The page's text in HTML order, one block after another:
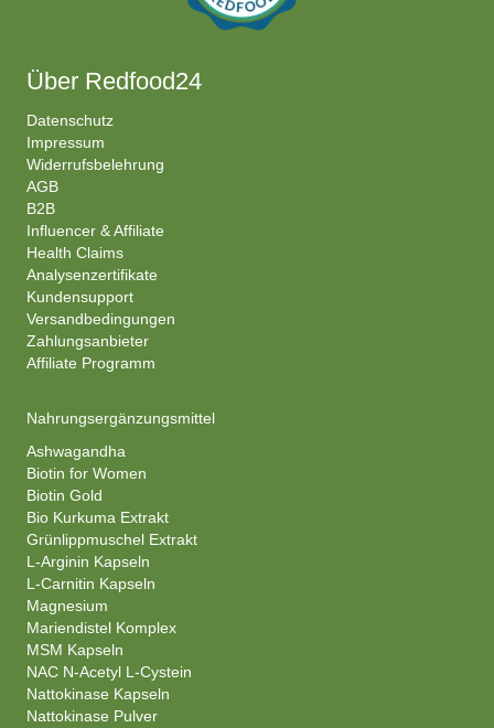
Über Redfood24
Datenschutz
Impressum
Widerrufsbelehrung
AGB
B2B
Influencer & Affiliate
Health Claims
Analysenzertifikate
Kundensupport
Versandbedingungen
Zahlungsanbieter
Affiliate Programm
Nahrungsergänzungsmittel
Ashwagandha
Biotin for Women
Biotin Gold
Bio Kurkuma Extrakt
Grünlippmuschel Extrakt
L-Arginin Kapseln
L-Carnitin Kapseln
Magnesium
Mariendistel Komplex
MSM Kapseln
NAC N-Acetyl L-Cystein
Nattokinase Kapseln
Nattokinase Pulver